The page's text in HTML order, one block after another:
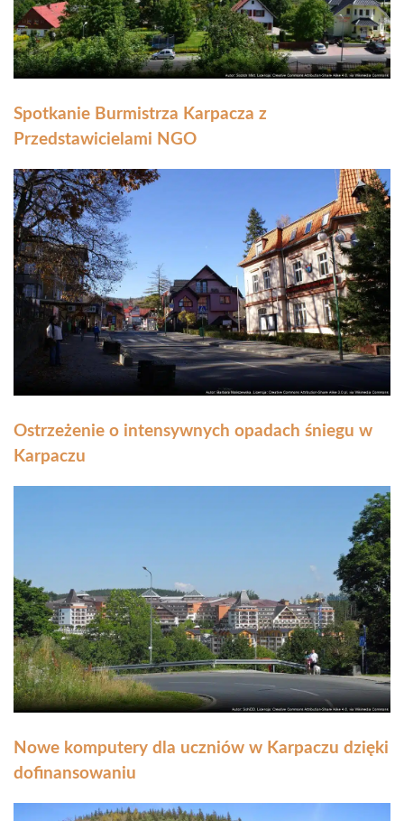
Spotkanie Burmistrza Karpacza z
Przedstawicielami NGO
Ostrzeżenie o intensywnych opadach śniegu w
Karpaczu
Nowe komputery dla uczniów w Karpaczu dzięki
dofinansowaniu